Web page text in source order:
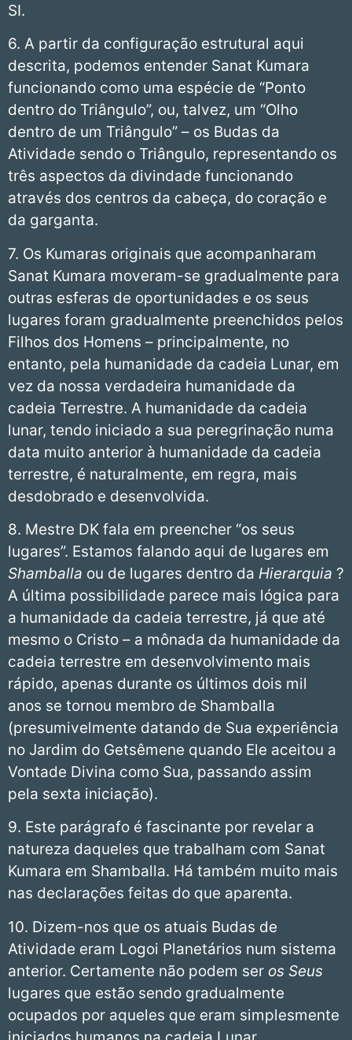
SI.
6. A partir da configuração estrutural aqui
descrita, podemos entender Sanat Kumara
funcionando como uma espécie de “Ponto
dentro do Triângulo”, ou, talvez, um “Olho
dentro de um Triângulo” – os Budas da
Atividade sendo o Triângulo, representando os
três aspectos da divindade funcionando
através dos centros da cabeça, do coração e
da garganta.
7. Os Kumaras originais que acompanharam
Sanat Kumara moveram-se gradualmente para
outras esferas de oportunidades e os seus
lugares foram gradualmente preenchidos pelos
Filhos dos Homens – principalmente, no
entanto, pela humanidade da cadeia Lunar, em
vez da nossa verdadeira humanidade da
cadeia Terrestre. A humanidade da cadeia
lunar, tendo iniciado a sua peregrinação numa
data muito anterior à humanidade da cadeia
terrestre, é naturalmente, em regra, mais
desdobrado e desenvolvida.
8. Mestre DK fala em preencher “os seus
lugares”. Estamos falando aqui de lugares em
Shamballa ou de lugares dentro da Hierarquia ?
A última possibilidade parece mais lógica para
a humanidade da cadeia terrestre, já que até
mesmo o Cristo – a mônada da humanidade da
cadeia terrestre em desenvolvimento mais
rápido, apenas durante os últimos dois mil
anos se tornou membro de Shamballa
(presumivelmente datando de Sua experiência
no Jardim do Getsêmene quando Ele aceitou a
Vontade Divina como Sua, passando assim
pela sexta iniciação).
9. Este parágrafo é fascinante por revelar a
natureza daqueles que trabalham com Sanat
Kumara em Shamballa. Há também muito mais
nas declarações feitas do que aparenta.
10. Dizem-nos que os atuais Budas de
Atividade eram Logoi Planetários num sistema
anterior. Certamente não podem ser os Seus
lugares que estão sendo gradualmente
ocupados por aqueles que eram simplesmente